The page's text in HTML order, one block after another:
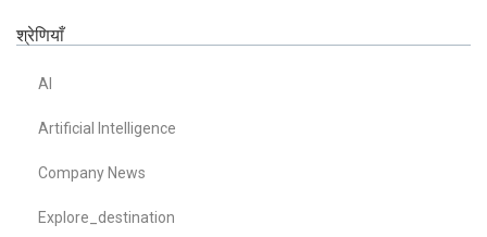
श्रेणियाँ
AI
Artificial Intelligence
Company News
Explore_destination